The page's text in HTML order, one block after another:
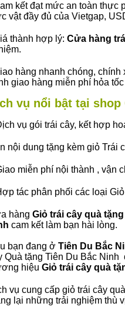
kết đạt mức an toàn thực
vật đầy đủ của Vietgap,
thành hợp lý: Cửa hàng
hàng nhanh chóng,
giao hàng miễn phí hỏa
vụ nổi bật tại shop
vụ gói trái cây, kết hợp
nội dung tặng kèm giỏ Trái
miễn phí nội thành , vận
tác phân phối các loại
hàng Giỏ trái cây quà
cam kết làm bạn hài lòng.
bạn đang ở Tiên Du Bắc
Quà tặng Tiên Du Bắc Ninh
hiệu Giỏ trái cây quà
vụ cung cấp giỏ trái cây
lại những trải nghiệm thù